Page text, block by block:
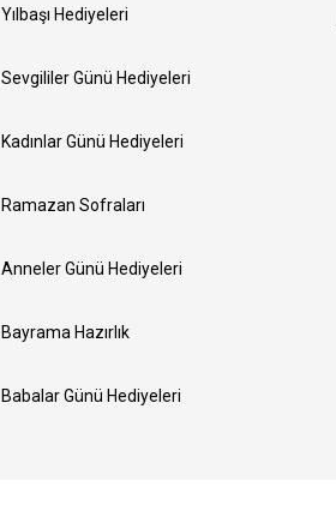
Yılbaşı Hediyeleri
Sevgililer Günü Hediyeleri
Kadınlar Günü Hediyeleri
Ramazan Sofraları
Anneler Günü Hediyeleri
Bayrama Hazırlık
Babalar Günü Hediyeleri